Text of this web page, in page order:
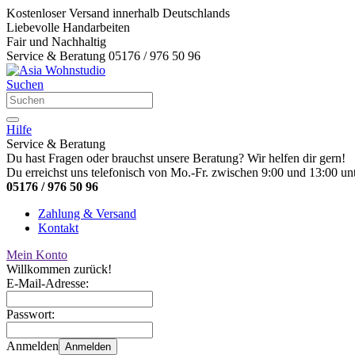
Kostenloser Versand innerhalb Deutschlands
Liebevolle Handarbeiten
Fair und Nachhaltig
Service & Beratung 05176 / 976 50 96
Suchen
Hilfe
Service & Beratung
Du hast Fragen oder brauchst unsere Beratung? Wir helfen dir gern!
Du erreichst uns telefonisch von Mo.-Fr. zwischen 9:00 und 13:00
05176 / 976 50 96
Zahlung & Versand
Kontakt
Mein Konto
Willkommen zurück!
E-Mail-Adresse:
Passwort:
Anmelden Anmelden